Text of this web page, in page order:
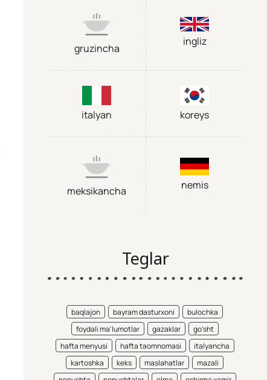
gruzincha
ingliz
italyan koreys
meksikancha nemis
Teglar
baqlajon bayram dasturxoni
bulochka
foydali ma'lumotlar
gazaklar
go'sht
hafta menyusi
hafta taomnomasi
italyancha
kartoshka
keks maslahatlar
mazali